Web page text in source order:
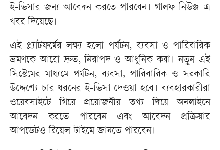
ই-ভিসার জন্য আবেদন করতে পারবেন। গালফ নিউজ এ
খবর দিয়েছে।
এই প্ল্যাটফর্মের লক্ষ্য হলো পর্যটন, ব্যবসা ও পারিবারিক
ভ্রমণকে আরো দ্রুত, নিরাপদ ও আধুনিক করা। নতুন এই
সিস্টেমের মাধ্যমে পর্যটন, ব্যবসা, পারিবারিক ও সরকারি
উদ্দেশ্যে চার ধরনের ই-ভিসা দেওয়া হবে। ব্যবহারকারীরা
ওয়েবসাইটে গিয়ে প্রয়োজনীয় তথ্য দিয়ে অনলাইনে
আবেদন করতে পারবেন এবং আবেদন প্রক্রিয়ার
আপডেটও রিয়েল-টাইমে জানতে পারবেন।